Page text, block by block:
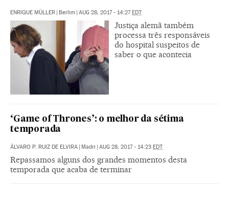
ENRIQUE MÜLLER | Berlim | AUG 28, 2017 - 14:27EDT
Justiça alemã também
processa três responsáveis
do hospital suspeitos de
saber o que acontecia
‘Game of Thrones’: o melhor da sétima
temporada
ÁLVARO P. RUIZ DE ELVIRA | Madri | AUG 28, 2017 - 14:23 EDT
Repassamos alguns dos grandes momentos desta
temporada que acaba de terminar